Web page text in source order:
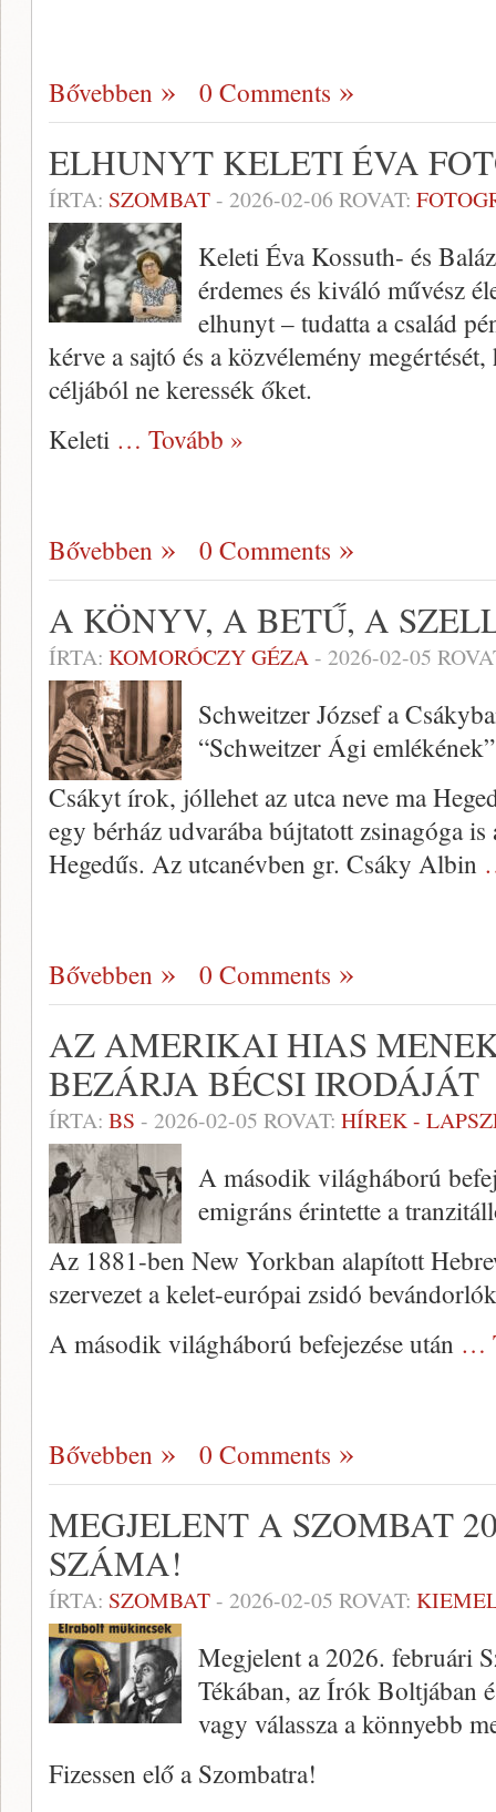
Bővebben 0 Comments
ELHUNYT KELETI ÉVA
ÍRTA: SZOMBAT- 2026-02-06 ROVAT:
Keleti Éva Kossuth- és
érdemes és kiváló művész
elhunyt – tudatta a család
kérve a sajtó és a közvélemény
céljából ne keressék őket.
Keleti … Tovább »
Bővebben 0 Comments
A KÖNYV, A BETŰ, A
ÍRTA: KOMORÓCZY GÉZA- 2026-02-05
Schweitzer József a
“Schweitzer Ági emlékének”
Csákyt írok, jóllehet az utca neve ma
egy bérház udvarába bújtatott zsinagóga
Hegedűs. Az utcanévben gr. Csáky Albin
Bővebben 0 Comments
AZ AMERIKAI HIAS
BEZÁRJA BÉCSI IRODÁJÁT
ÍRTA: BS - 2026-02-05 ROVAT: HÍREK -
A második világháború
emigráns érintette a
Az 1881-ben New Yorkban alapított
szervezet a kelet-európai zsidó
A második világháború befejezése után …
Bővebben 0 Comments
MEGJELENT A SZOMBAT
SZÁMA!
ÍRTA: SZOMBAT- 2026-02-05 ROVAT:
Megjelent a 2026. februári
Tékában, az Írók Boltjában
vagy válassza a könnyebb
Fizessen elő a Szombatra!